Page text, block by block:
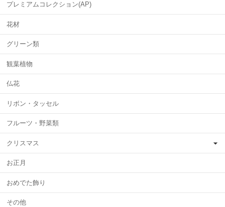
プレミアムコレクション(AP)
花材
グリーン類
観葉植物
仏花
リボン・タッセル
フルーツ・野菜類
クリスマス
お正月
おめでた飾り
その他